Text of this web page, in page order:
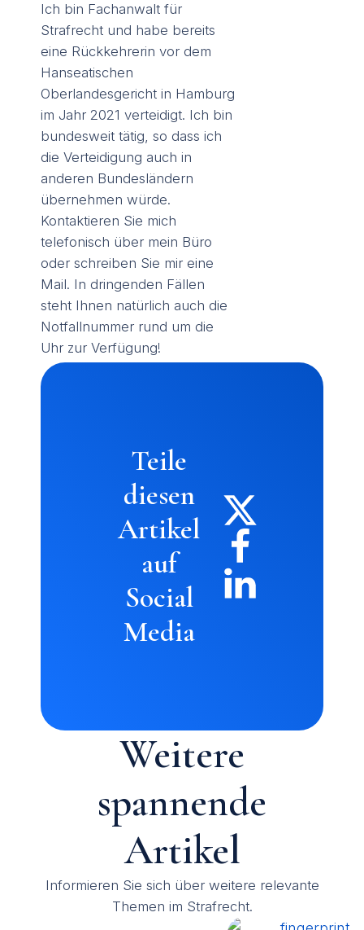
Ich bin Fachanwalt für
Strafrecht und habe bereits
eine Rückkehrerin vor dem
Hanseatischen
Oberlandesgericht in Hamburg
im Jahr 2021 verteidigt. Ich bin
bundesweit tätig, so dass ich
die Verteidigung auch in
anderen Bundesländern
übernehmen würde.
Kontaktieren Sie mich
telefonisch über mein Büro
oder schreiben Sie mir eine
Mail. In dringenden Fällen
steht Ihnen natürlich auch die
Notfallnummer rund um die
Uhr zur Verfügung!
Teile
diesen
Artikel
auf
Social
Media
Weitere
spannende
Artikel
Informieren Sie sich über weitere relevante
Themen im Strafrecht.